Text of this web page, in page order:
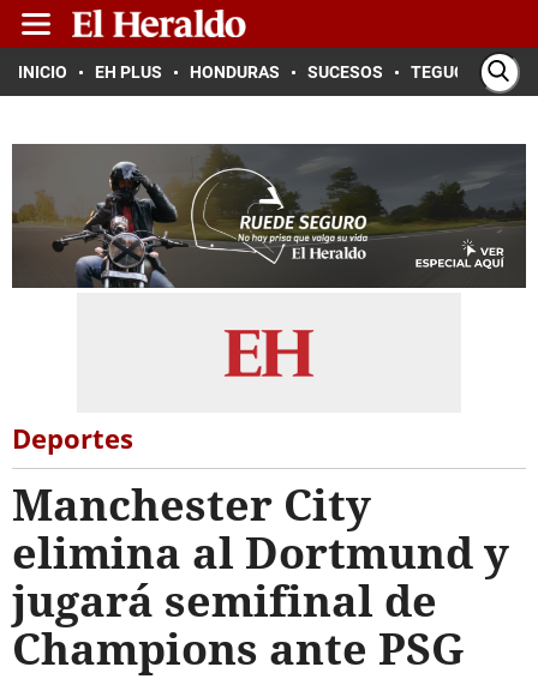
INICIO EH PLUS HONDURAS SUCESOS TEGUCIGALPA
Deportes
Manchester City
elimina al Dortmund y
jugará semifinal de
Champions ante PSG